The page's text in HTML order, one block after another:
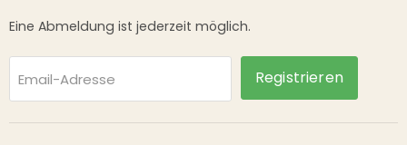
Eine Abmeldung ist jederzeit möglich.
Email-Adresse Registrieren